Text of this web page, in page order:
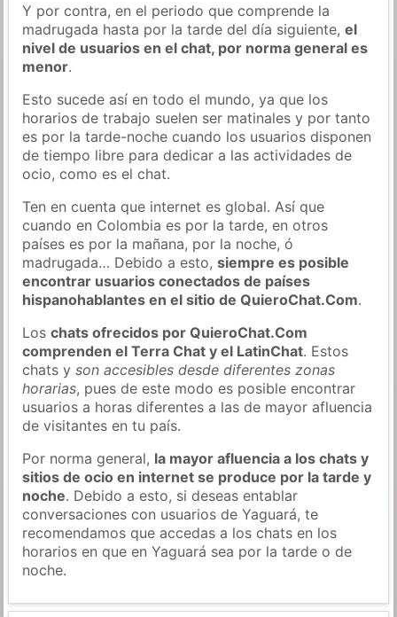
Y por contra, en el periodo que comprende la
madrugada hasta por la tarde del día siguiente,el
nivel de usuarios en el chat, por norma general es
menor.
Esto sucede así en todo el mundo, ya que los
horarios de trabajo suelen ser matinales y por tanto
es por la tarde-noche cuando los usuarios disponen
de tiempo libre para dedicar a las actividades de
ocio, como es el chat.
Ten en cuenta que internet es global. Así que
cuando en Colombia es por la tarde, en otros
países es por la mañana, por la noche, ó
madrugada… Debido a esto,siempre es posible
encontrar usuarios conectados de países
hispanohablantes en el sitio de QuieroChat.Com.
Loschats ofrecidos por QuieroChat.Com
comprenden el Terra Chat y el LatinChat. Estos
chats yson accesibles desde diferentes zonas
horarias, pues de este modo es posible encontrar
usuarios a horas diferentes a las de mayor afluencia
de visitantes en tu país.
Por norma general, la mayor afluencia a los chats y
sitios de ocio en internet se produce por la tarde y
noche. Debido a esto, si deseas entablar
conversaciones con usuarios de Yaguará, te
recomendamos que accedas a los chats en los
horarios en que en Yaguará sea por la tarde o de
noche.